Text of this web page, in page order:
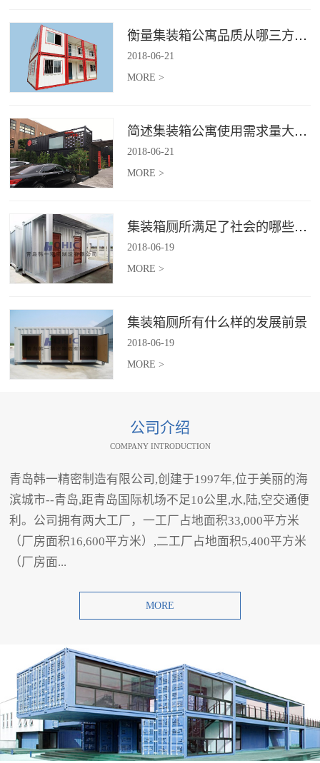
衡量集装箱公寓品质从哪三方面入手？
2018-06-21
MORE >
简述集装箱公寓使用需求量大幅增加的原因
2018-06-21
MORE >
集装箱厕所满足了社会的哪些需求
2018-06-19
MORE >
集装箱厕所有什么样的发展前景
2018-06-19
MORE >
公司介绍
COMPANY INTRODUCTION
青岛韩一精密制造有限公司,创建于1997年,位于美丽的海
滨城市--青岛,距青岛国际机场不足10公里,水,陆,空交通便
利。公司拥有两大工厂，一工厂占地面积33,000平方米
（厂房面积16,600平方米）,二工厂占地面积5,400平方米
（厂房面...
MORE